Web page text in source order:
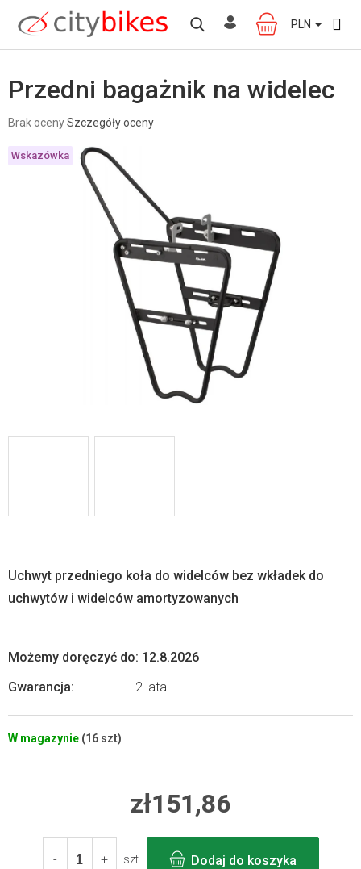
treści
KOSZYK
PLN
Przedni bagażnik na widelec
Średnia
produktu
wynosi
Brak ocenySzczegóły oceny
Wskazówka
W magazynie (16 szt)
Możemy doręczyć do: 12.8.2026
Gwarancja: 2 lata
Uchwyt przedniego koła do widelców bez wkładek do
uchwytów i widelców amortyzowanych
zł151,86
jednostkowa:
szt
Dodaj do koszyka